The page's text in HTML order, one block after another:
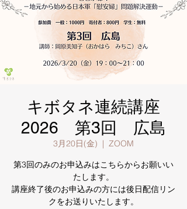
キボタネ連続講座
2026 第3回 広島
3月20日(金)
  |
ZOOM
第3回のみのお申込みはこちらからお願いい
たします。
講座終了後のお申込みの方には後日配信リン
クをお送りいたします。